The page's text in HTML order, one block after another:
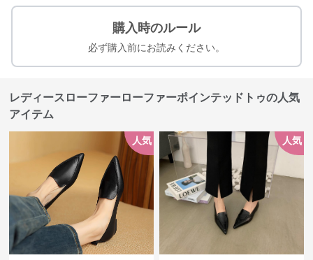
購入時のルール
必ず購入前にお読みください。
レディースローファーローファーポインテッドトゥの人気
アイテム
人気 人気